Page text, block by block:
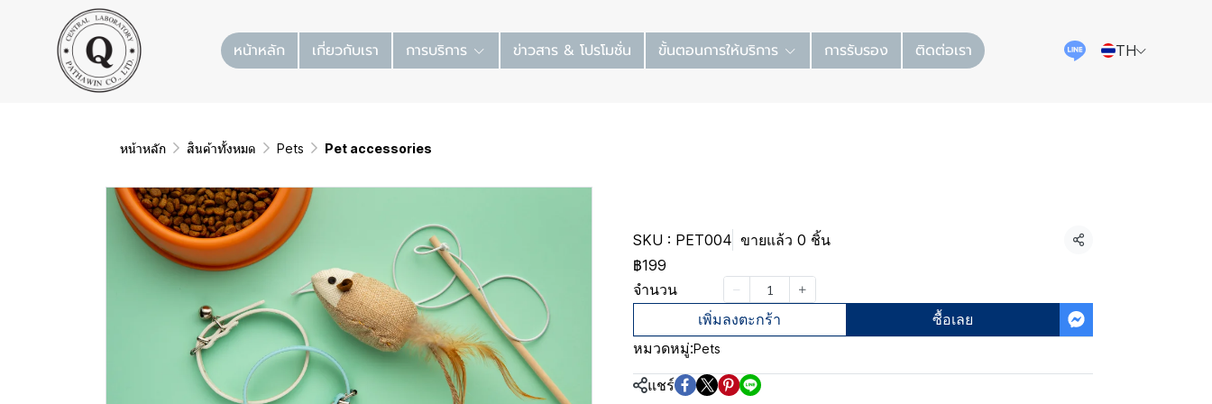
หน้าหลัก เกี่ยวกับเรา การบริการ ข่าวสาร & โปรโมชั่น ขั้นตอนการให้บริการ การรับรอง ติดต่อเรา TH
หน้าหลัก สินค้าทั้งหมด Pets Pet accessories
SKU : PET004 ขายแล้ว 0 ชิ้น แชร์
฿199
จำนวน
เพิ่มลงตะกร้า ซื้อเลย
หมวดหมู่:Pets
แชร์